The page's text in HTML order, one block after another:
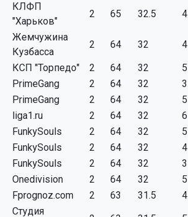
КЛФП
"Харьков"
2 65 32.5 4
Жемчужина
Кузбасса
2 64 32
4
КСП "Торпедо" 2 64 32
5
PrimeGang 2 64 32
3
PrimeGang 2 64 32
5
liga1.ru 2 64 32
6
FunkySouls 2 64 32
5
FunkySouls 2 64 32
4
FunkySouls 2 64 32
3
Onedivision 2 64 32
5
Fprognoz.com 2 63 31.5
4
Студия